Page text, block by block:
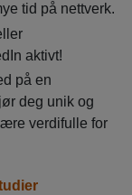
tid på nettverk.
aktivt!
på en
deg unik og
verdifulle for